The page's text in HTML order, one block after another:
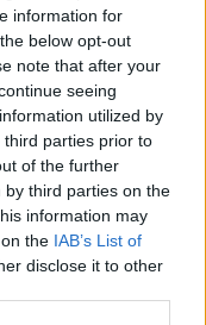
information for
below opt-out
note that after your
seeing
utilized by
parties prior to
of the further
third parties on the
information may
the IAB’s List of
disclose it to other
è inferiore a
agevolate è
Isee Tpl valido, il
Isee presso
è possibile
web della Regione
possono conoscere
elencate le